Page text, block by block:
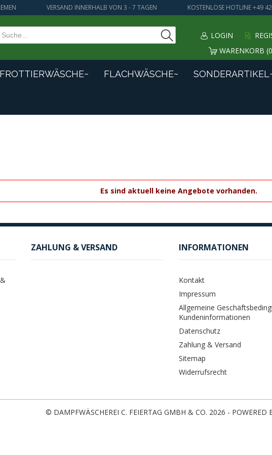
VERSAND INNERHALB VON 3 - 7 TAGEN KOSTENLOSE HOTLINE +49
LOGIN
WARENKORB
FROTTIERWÄSCHE~ FLACHWÄSCHE~
Es sind aktuell keine Angebote vorhanden.
ZAHLUNG & VERSAND INFORMATIONEN
Kontakt
Impressum
Allgemeine
Kundeninformationen
Datenschutz
Zahlung & Versand
Sitemap
Widerrufsrecht
© DAMPFWÄSCHEREI C. FEIERTAG GMBH & CO. 2026 - POWERED